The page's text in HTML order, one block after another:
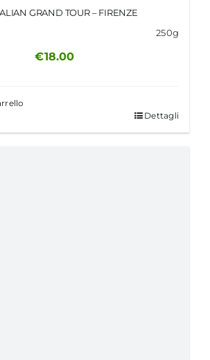
GRAND TOUR – FIRENZE
250g
€18.00
Dettagli